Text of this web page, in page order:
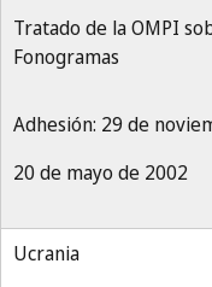
Tratado de la OMPI
Fonogramas
Adhesión: 29 de
20 de mayo de 2002
Ucrania